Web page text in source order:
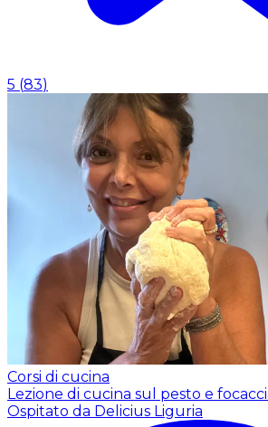
5 (83)
Corsi di cucina
Lezione di cucina sul pesto e
Ospitato da Delicius Liguria